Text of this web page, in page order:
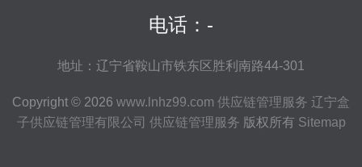
电话：-
地址：辽宁省鞍山市铁东区胜利南路44-301
Copyright © 2026 www.lnhz99.com 供应链管理服务 辽宁盒
子供应链管理有限公司 供应链管理服务 版权所有 Sitemap